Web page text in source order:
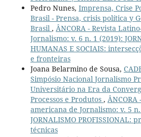
Pedro Nunes, Imprensa, Crise
Brasil - Prensa, crisis política y
Brasil , ÂNCORA - Revista
Jornalismo: v. 6 n. 1 (2019):
HUMANAS E SOCIAIS:
e fronteiras
Joana Belarmino de Sousa,
Simpósio Nacional Jornalismo
Universitário na Era da
Processos e Produtos ,
americana de Jornalismo: v. 5
JORNALISMO PROFISSIONAL:
técnicas